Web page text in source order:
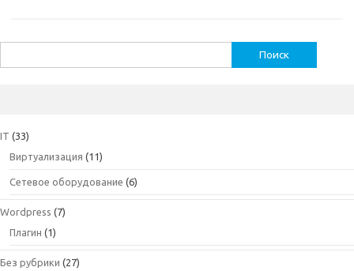
IT (33)
Виртуализация (11)
Сетевое оборудование (6)
Wordpress (7)
Плагин (1)
Без рубрики (27)